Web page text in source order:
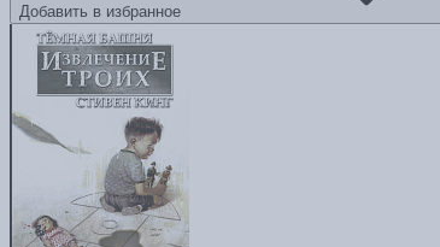
Добавить в избранное